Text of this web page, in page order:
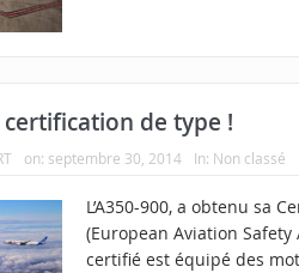
certification de type !
on: septembre 30, 2014 In: Non classé
L’A350-900, a obtenu sa
(European Aviation Safety
certifié est équipé des